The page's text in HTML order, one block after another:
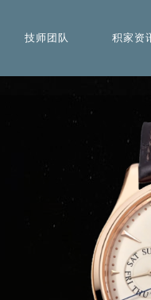
技师团队 积家资